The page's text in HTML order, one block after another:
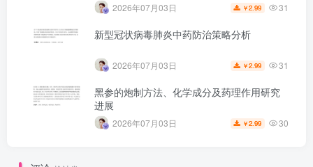
2026年07月03日 ￥2.99 31
新型冠状病毒肺炎中药防治策略分析
2026年07月03日 ￥2.99 31
黑参的炮制方法、化学成分及药理作用研究
进展
2026年07月03日 ￥2.99 30